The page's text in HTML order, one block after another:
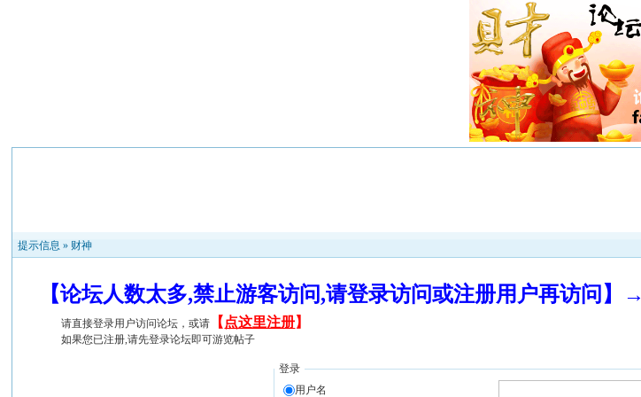
提示信息 » 财神
【论坛人数太多,禁止游客访问,请登录访问或注册用户再访问】→
请直接登录用户访问论坛，或请 【 点这里注册】
如果您已注册,请先登录论坛即可游览帖子
登录
用户名